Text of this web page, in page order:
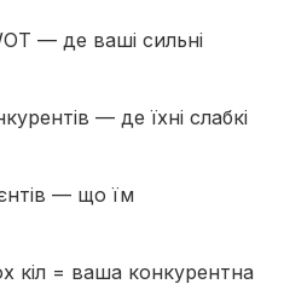
— де ваші сильні
— де їхні слабкі
— що їм
кіл = ваша конкурентна